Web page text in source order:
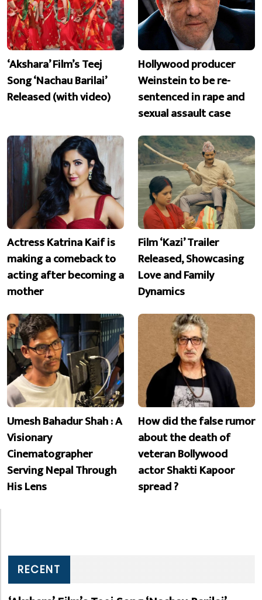
‘Akshara’ Film’s Teej
Song ‘Nachau Barilai’
Released (with video)
Hollywood producer
Weinstein to be re-
sentenced in rape and
sexual assault case
Actress Katrina Kaif is
making a comeback to
acting after becoming a
mother
Film ‘Kazi’ Trailer
Released, Showcasing
Love and Family
Dynamics
Umesh Bahadur Shah : A
Visionary
Cinematographer
Serving Nepal Through
His Lens
How did the false rumor
about the death of
veteran Bollywood
actor Shakti Kapoor
spread ?
RECENT